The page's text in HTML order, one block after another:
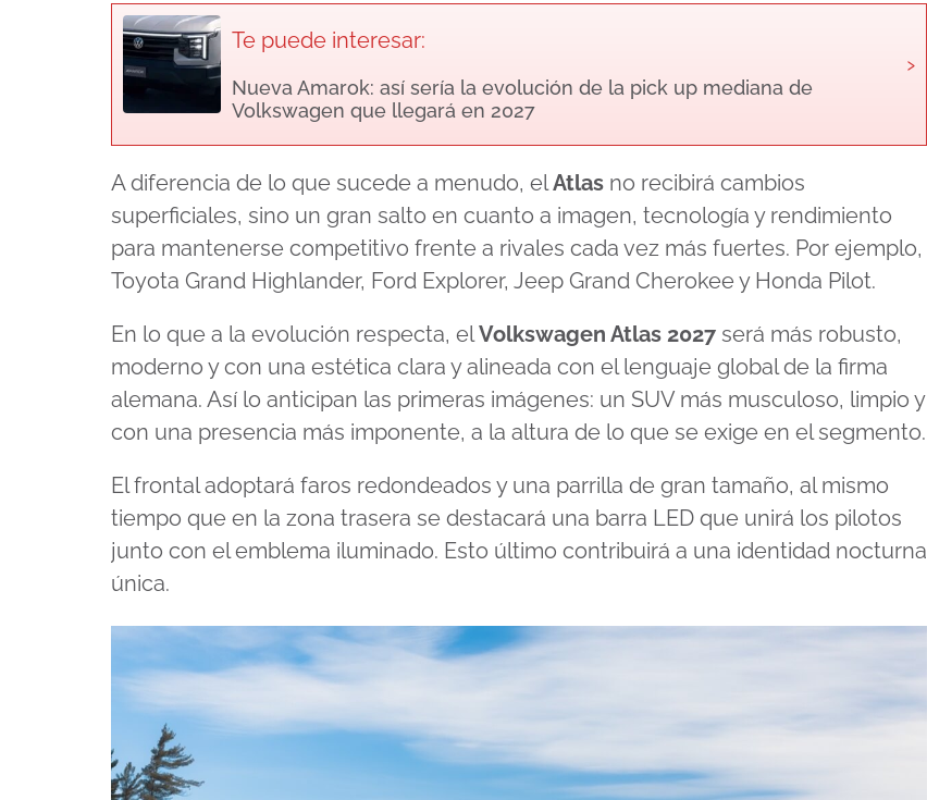
Te puede interesar:
Nueva Amarok: así sería la evolución de la pick up mediana de
Volkswagen que llegará en 2027
›
A diferencia de lo que sucede a menudo, elAtlas no recibirá cambios
superficiales, sino un gran salto en cuanto a imagen, tecnología y rendimiento
para mantenerse competitivo frente a rivales cada vez más fuertes. Por ejemplo,
Toyota Grand Highlander, Ford Explorer, Jeep Grand Cherokee y Honda Pilot.
En lo que a la evolución respecta, elVolkswagen Atlas 2027 será más robusto,
moderno y con una estética clara y alineada con el lenguaje global de la firma
alemana. Así lo anticipan las primeras imágenes: un SUV más musculoso, limpio y
con una presencia más imponente, a la altura de lo que se exige en el segmento.
El frontal adoptará faros redondeados y una parrilla de gran tamaño, al mismo
tiempo que en la zona trasera se destacará una barra LED que unirá los pilotos
junto con el emblema iluminado. Esto último contribuirá a una identidad nocturna
única.